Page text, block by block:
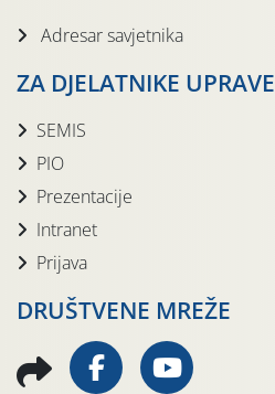
Adresar savjetnika
ZA DJELATNIKE UPRAVE
SEMIS
PIO
Prezentacije
Intranet
Prijava
DRUŠTVENE MREŽE